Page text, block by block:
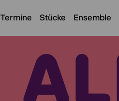
Termine Stücke Ensemble